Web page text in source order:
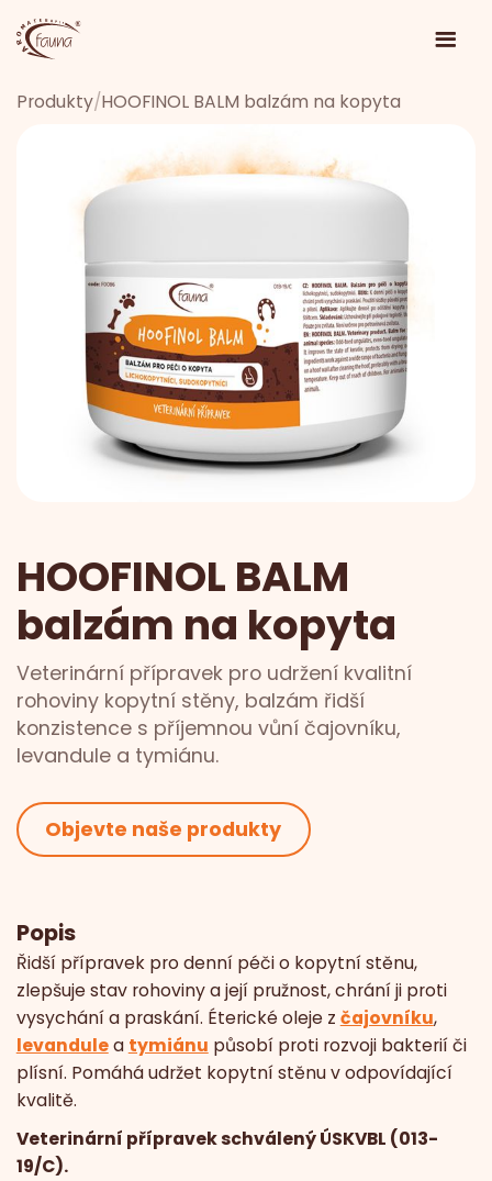
Produkty/HOOFINOL BALM balzám na kopyta
HOOFINOL BALM
balzám na kopyta
Veterinární přípravek pro udržení kvalitní
rohoviny kopytní stěny, balzám řidší
konzistence s příjemnou vůní čajovníku,
levandule a tymiánu.
Objevte naše produkty
Popis
Řidší přípravek pro denní péči o kopytní stěnu,
zlepšuje stav rohoviny a její pružnost, chrání ji proti
vysychání a praskání. Éterické oleje z čajovníku,
levandulea tymiánu působí proti rozvoji bakterií či
plísní. Pomáhá udržet kopytní stěnu v odpovídající
kvalitě.
​Veterinární přípravek schválený ÚSKVBL (013-
19/C).